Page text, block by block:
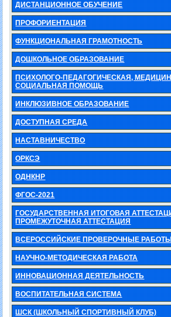
ДИСТАНЦИОННОЕ ОБУЧЕНИЕ
ПРОФОРИЕНТАЦИЯ
ФУНКЦИОНАЛЬНАЯ ГРАМОТНОСТЬ
ДОШКОЛЬНОЕ ОБРАЗОВАНИЕ
ПСИХОЛОГО-ПЕДАГОГИЧЕСКАЯ,
СОЦИАЛЬНАЯ ПОМОЩЬ
ИНКЛЮЗИВНОЕ ОБРАЗОВАНИЕ
ДОСТУПНАЯ СРЕДА
НАСТАВНИЧЕСТВО
ОРКСЭ
ОДНКНР
ФГОС-2021
ГОСУДАРСТВЕННАЯ ИТОГОВАЯ
ПРОМЕЖУТОЧНАЯ АТТЕСТАЦИЯ
ВСЕРОССИЙСКИЕ ПРОВЕРОЧНЫЕ
НАУЧНО-МЕТОДИЧЕСКАЯ РАБОТА
ИННОВАЦИОННАЯ ДЕЯТЕЛЬНОСТЬ
ВОСПИТАТЕЛЬНАЯ СИСТЕМА
ШСК (ШКОЛЬНЫЙ СПОРТИВНЫЙ КЛУБ)